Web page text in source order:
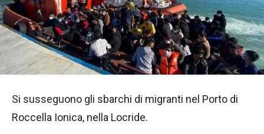
Si susseguono gli sbarchi di migranti nel Porto di
Roccella Ionica, nella Locride.